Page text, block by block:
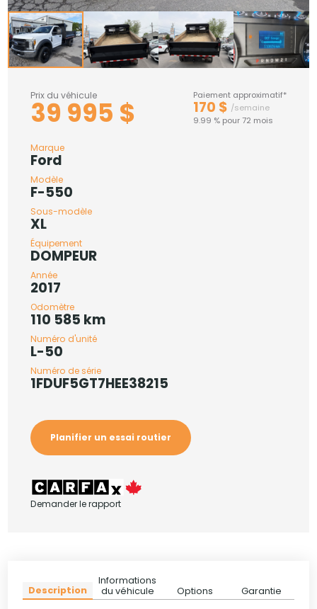
Prix du véhicule
39 995 $
Paiement approximatif*
170 $ /semaine
9.99 % pour 72 mois
Marque
Ford
Modèle
F-550
Sous-modèle
XL
Équipement
DOMPEUR
Année
2017
Odomètre
110 585 km
Numéro d'unité
L-50
Numéro de série
1FDUF5GT7HEE38215
Planifier un essai routier
Demander le rapport
Description
Informations
du véhicule
Options Garantie